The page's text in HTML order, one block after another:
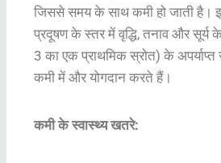
जिससे समय के साथ कमी हो जाती है।
प्रदूषण के स्तर में वृद्धि, तनाव और सूर्य
3 का एक प्राथमिक स्रोत) के
कमी में और योगदान करते हैं।
कमी के स्वास्थ्य खतरे: